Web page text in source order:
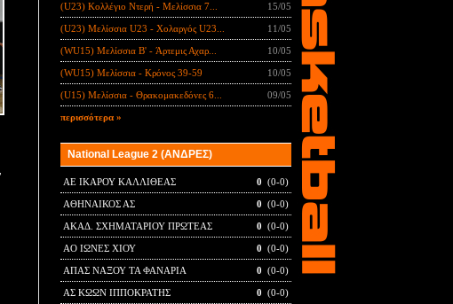
(U23) Κολλέγιο Ντερή - Μελίσσια 7... 15/05
(U23) Μελίσσια U23 - Χολαργός U23... 11/05
(WU15) Μελίσσια B' - Άρτεμις Αχαρ... 10/05
(WU15) Μελίσσια - Κρόνος 39-59 10/05
(U15) Μελίσσια - Θρακομακεδόνες 6... 09/05
περισσότερα »
National League 2 (ΑΝΔΡΕΣ)
ΑΕ ΙΚΑΡΟΥ ΚΑΛΛΙΘΕΑΣ 0 (0-0)
ΑΘΗΝΑΙΚΟΣ ΑΣ 0 (0-0)
ΑΚΑΔ. ΣΧΗΜΑΤΑΡΙΟΥ ΠΡΩΤΕΑΣ 0 (0-0)
ΑΟ ΙΩΝΕΣ ΧΙΟΥ 0 (0-0)
ΑΠΑΣ ΝΑΞΟΥ ΤΑ ΦΑΝΑΡΙΑ 0 (0-0)
ΑΣ ΚΩΩΝ ΙΠΠΟΚΡΑΤΗΣ 0 (0-0)